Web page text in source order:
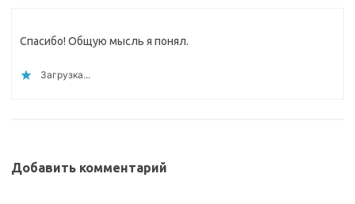
Спасибо! Общую мысль я понял.
Загрузка...
Добавить комментарий